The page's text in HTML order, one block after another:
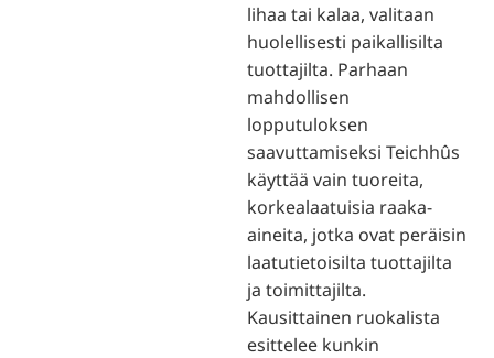
lihaa tai kalaa, valitaan
huolellisesti paikallisilta
tuottajilta. Parhaan
mahdollisen
lopputuloksen
saavuttamiseksi Teichhûs
käyttää vain tuoreita,
korkealaatuisia raaka-
aineita, jotka ovat peräisin
laatutietoisilta tuottajilta
ja toimittajilta.
Kausittainen ruokalista
esittelee kunkin